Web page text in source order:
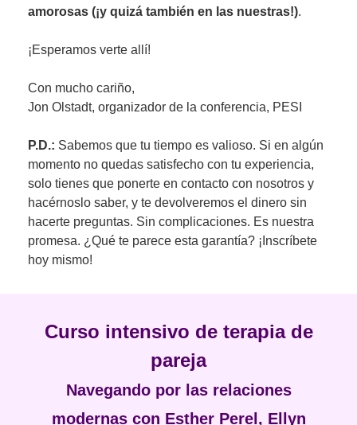
amorosas (¡y quizá también en las nuestras!).
¡Esperamos verte allí!
Con mucho cariño,
Jon Olstadt, organizador de la conferencia, PESI
P.D.: Sabemos que tu tiempo es valioso. Si en algún
momento no quedas satisfecho con tu experiencia,
solo tienes que ponerte en contacto con nosotros y
hacérnoslo saber, y te devolveremos el dinero sin
hacerte preguntas. Sin complicaciones. Es nuestra
promesa. ¿Qué te parece esta garantía? ¡Inscríbete
hoy mismo!
Curso intensivo de terapia de
pareja
Navegando por las relaciones
modernas con Esther Perel, Ellyn